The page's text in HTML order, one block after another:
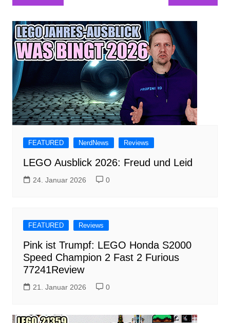
FEATURED NerdNews Reviews
LEGO Ausblick 2026: Freud und Leid
24. Januar 2026 0
FEATURED Reviews
Pink ist Trumpf: LEGO Honda S2000
Speed Champion 2 Fast 2 Furious
77241Review
21. Januar 2026 0